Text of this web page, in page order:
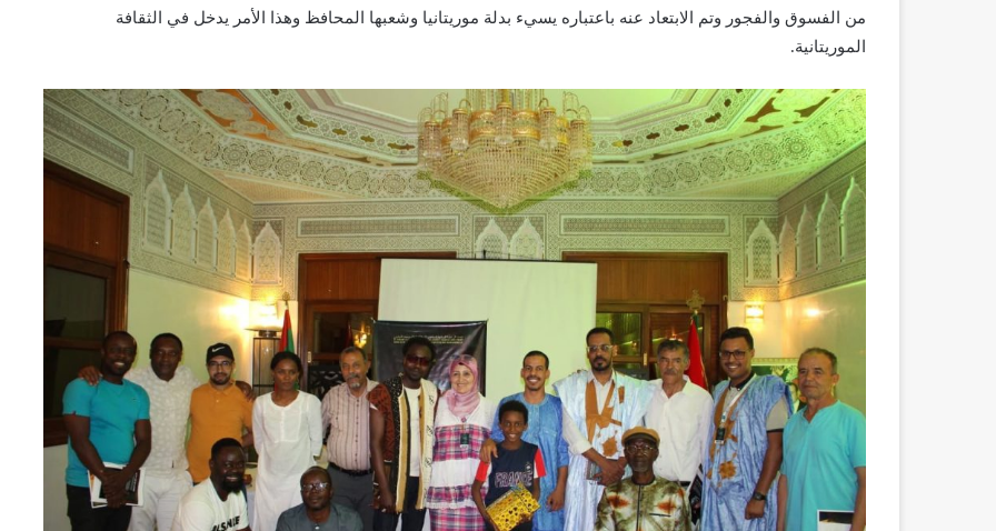
من الفسوق والفجور وتم الابتعاد عنه باعتباره يسيء بدلة موريتانيا وشعبها المحافظ وهذا الأمر يدخل في الثقافة
الموريتانية.